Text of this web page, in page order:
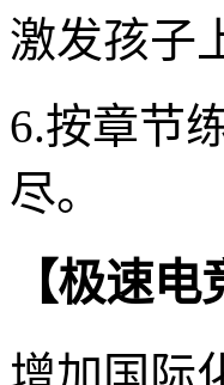
激发孩子
6.按章节
尽。
【极速